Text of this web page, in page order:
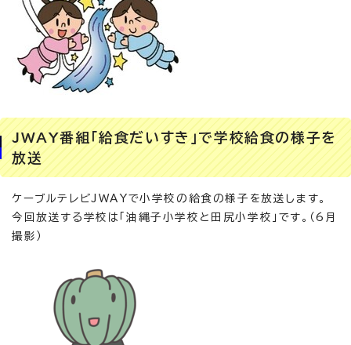
JWAY番組「給食だいすき」で学校給食の様子を
放送
ケーブルテレビJWAYで小学校の給食の様子を放送します。
今回放送する学校は「油縄子小学校と田尻小学校」です。（6月
撮影）